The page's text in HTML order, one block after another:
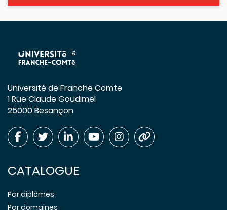
Université de Franche Comte
1 Rue Claude Goudimel
25000 Besançon
CATALOGUE
Par diplômes
Par domaines